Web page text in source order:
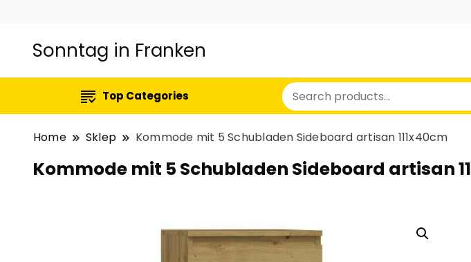
Sonntag in Franken
Top Categories
Home Sklep Kommode mit 5 Schubladen Sideboard artisan 111x40cm
Kommode mit 5 Schubladen Sideboard artisan